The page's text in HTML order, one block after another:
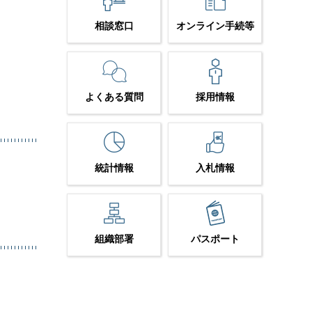
相談窓口 オンライン手続等
よくある質問 採用情報
統計情報 入札情報
組織部署 パスポート